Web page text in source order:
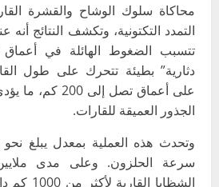
محاكاة سلوك الوشاح والقشرة
التمدد التكتونية، وتكشف النتائج أنه
تتسبب الضغوط الهائلة في
دثارية” بطيئة تتحرك على طول
على أعماق تصل
الجذور العميقة للقارات.
وتحدث هذه العملية بمعدل يبلغ
سرعة الحلزون. وعلى مدى
الشظايا